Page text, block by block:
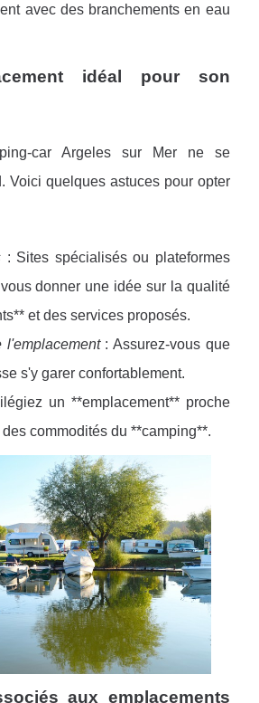
avec des branchements en eau
idéal pour son
car Argeles sur Mer ne se
Voici quelques astuces pour opter
: Sites spécialisés ou plateformes
donner une idée sur la qualité
et des services proposés.
l'emplacement: Assurez-vous que
s'y garer confortablement.
un **emplacement** proche
commodités du **camping**.
aux emplacements